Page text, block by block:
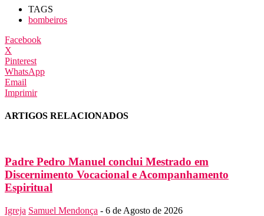
TAGS
bombeiros
Facebook
X
Pinterest
WhatsApp
Email
Imprimir
ARTIGOS RELACIONADOS
Padre Pedro Manuel conclui Mestrado em
Discernimento Vocacional e Acompanhamento
Espiritual
Igreja Samuel Mendonça - 6 de Agosto de 2026